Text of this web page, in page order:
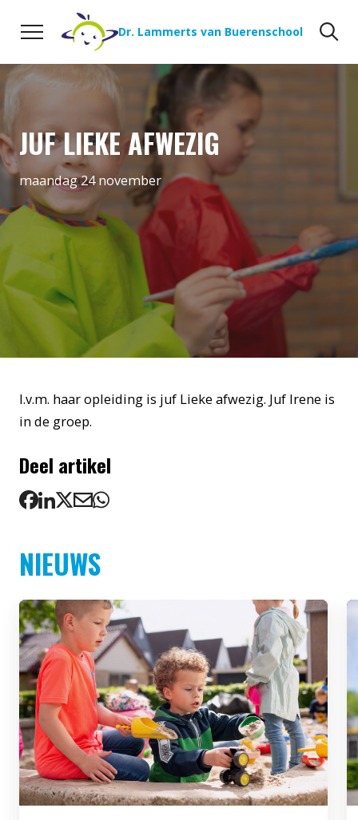
Naar de inhoud
Dr. Lammerts van Buerenschool
JUF LIEKE AFWEZIG
maandag 24 november
I.v.m. haar opleiding is juf Lieke afwezig. Juf Irene is
in de groep.
Deel artikel
NIEUWS